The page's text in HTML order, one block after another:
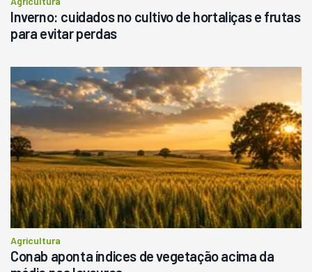
Inverno: cuidados no cultivo de hortaliças e frutas
para evitar perdas
Agricultura
Conab aponta índices de vegetação acima da